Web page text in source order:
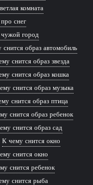
комната
снег
город
образ автомобиль
снится образ звезда
снится образ кошка
снится образ музыка
снится образ птица
снится образ ребенок
снится образ сад
К чему снится окно
снится окно
снится ребенок
снится рыба